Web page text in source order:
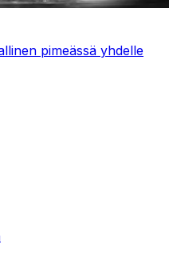
pimeässä yhdelle